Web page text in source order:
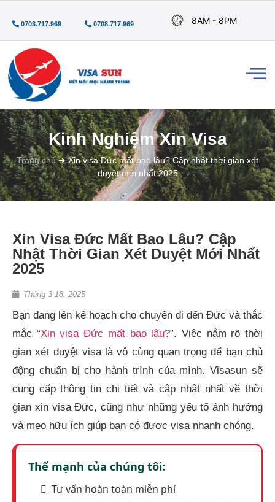
0703.717.969 0708.717.969 8AM - 8PM
Kinh Nghiệm Xin Visa
Trang chủ➜Xin visa Đức mất bao lâu? Cập nhật thời gian xét
duyệt mới nhất 2025
Xin Visa Đức Mất Bao Lâu? Cập
Nhật Thời Gian Xét Duyệt Mới Nhất
2025
Tháng 3 18, 2025
Bạn đang lên kế hoạch cho chuyến đi đến Đức và thắc
mắc “Xin visa Đức mất bao lâu?”. Việc nắm rõ thời
gian xét duyệt visa là vô cùng quan trọng để bạn chủ
động chuẩn bị cho hành trình của mình. Visasun sẽ
cung cấp thông tin chi tiết và cập nhật nhất về thời
gian xin visa Đức, cũng như những yếu tố ảnh hưởng
và mẹo hữu ích giúp bạn có được visa nhanh chóng.
Thế mạnh của chúng tôi:
Tư vấn hoàn toàn miễn phí